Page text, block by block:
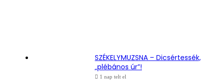
SZÉKELYMUZSNA – Dicsértessék,
„plébános úr”!
1 nap telt el